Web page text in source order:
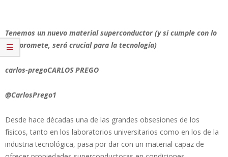
Tenemos un nuevo material superconductor (y si cumple con lo
que promete, será crucial para la tecnología)
carlos-pregoCARLOS PREGO
@CarlosPrego1
Desde hace décadas una de las grandes obsesiones de los
físicos, tanto en los laboratorios universitarios como en los de la
industria tecnológica, pasa por dar con un material capaz de